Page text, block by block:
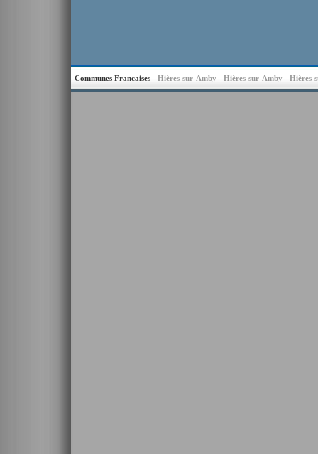
Communes Francaises - Hières-sur-Amby - Hières-sur-Amby - Hières-